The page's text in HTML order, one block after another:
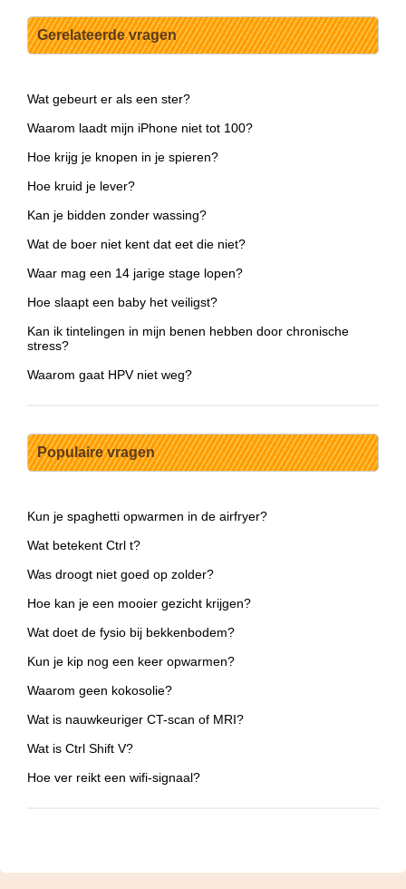
Gerelateerde vragen
Wat gebeurt er als een ster?
Waarom laadt mijn iPhone niet tot 100?
Hoe krijg je knopen in je spieren?
Hoe kruid je lever?
Kan je bidden zonder wassing?
Wat de boer niet kent dat eet die niet?
Waar mag een 14 jarige stage lopen?
Hoe slaapt een baby het veiligst?
Kan ik tintelingen in mijn benen hebben door chronische
stress?
Waarom gaat HPV niet weg?
Populaire vragen
Kun je spaghetti opwarmen in de airfryer?
Wat betekent Ctrl t?
Was droogt niet goed op zolder?
Hoe kan je een mooier gezicht krijgen?
Wat doet de fysio bij bekkenbodem?
Kun je kip nog een keer opwarmen?
Waarom geen kokosolie?
Wat is nauwkeuriger CT-scan of MRI?
Wat is Ctrl Shift V?
Hoe ver reikt een wifi-signaal?